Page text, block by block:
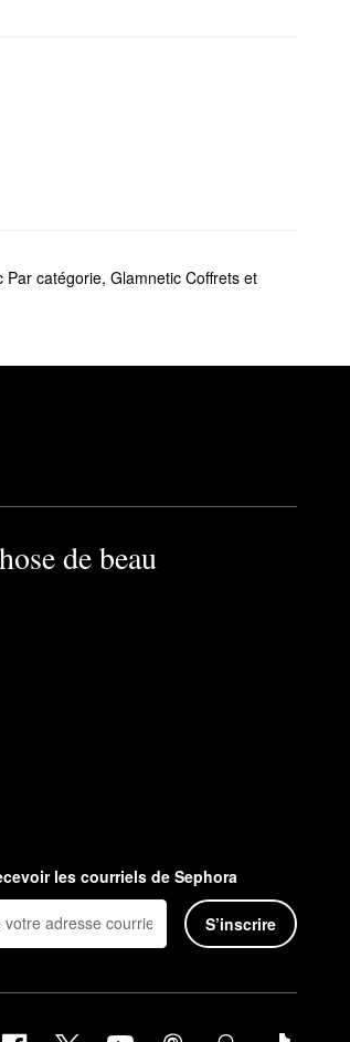
Par catégorie, Glamnetic Coffrets et
de beau
les courriels de Sephora
S’inscrire